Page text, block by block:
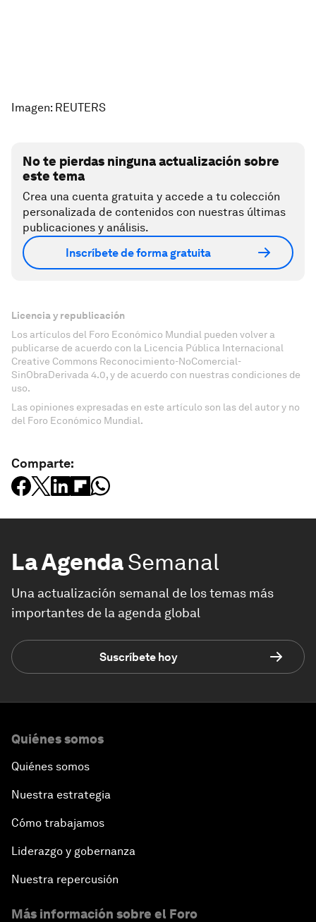
Imagen: REUTERS
No te pierdas ninguna actualización sobre
este tema
Crea una cuenta gratuita y accede a tu colección
personalizada de contenidos con nuestras últimas
publicaciones y análisis.
Inscríbete de forma gratuita
Licencia y republicación
Los artículos del Foro Económico Mundial pueden volver a
publicarse de acuerdo con la Licencia Pública Internacional
Creative Commons Reconocimiento-NoComercial-
SinObraDerivada 4.0, y de acuerdo con nuestras condiciones de
uso.
Las opiniones expresadas en este artículo son las del autor y no
del Foro Económico Mundial.
Comparte:
La AgendaSemanal
Una actualización semanal de los temas más
importantes de la agenda global
Suscríbete hoy
Quiénes somos
Quiénes somos
Nuestra estrategia
Cómo trabajamos
Liderazgo y gobernanza
Nuestra repercusión
Más información sobre el Foro